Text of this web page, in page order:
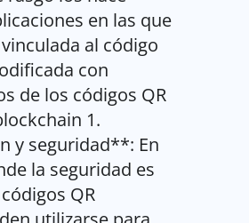
en las que
al código
con
de los códigos QR
1.
y seguridad**: En
la seguridad es
QR